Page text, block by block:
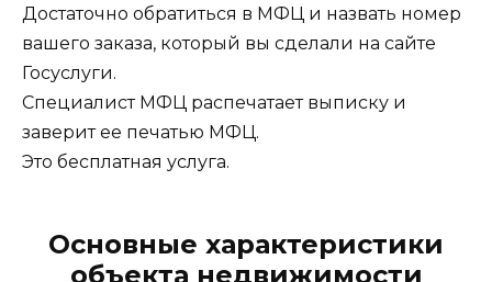
Достаточно обратиться в МФЦ и назвать номер
вашего заказа, который вы сделали на сайте
Госуслуги.
Специалист МФЦ распечатает выписку и
заверит ее печатью МФЦ.
Это бесплатная услуга.
Основные характеристики
объекта недвижимости